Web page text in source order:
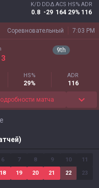
K/D
0.8
DDΔ
-29
ACS
164
HS%
29%
ADR
116
Соревновательный 7:03 PM
9th
HS%
29%
ADR
116
матча
6 7 8 9 10 11
18 19 20 21 22 23